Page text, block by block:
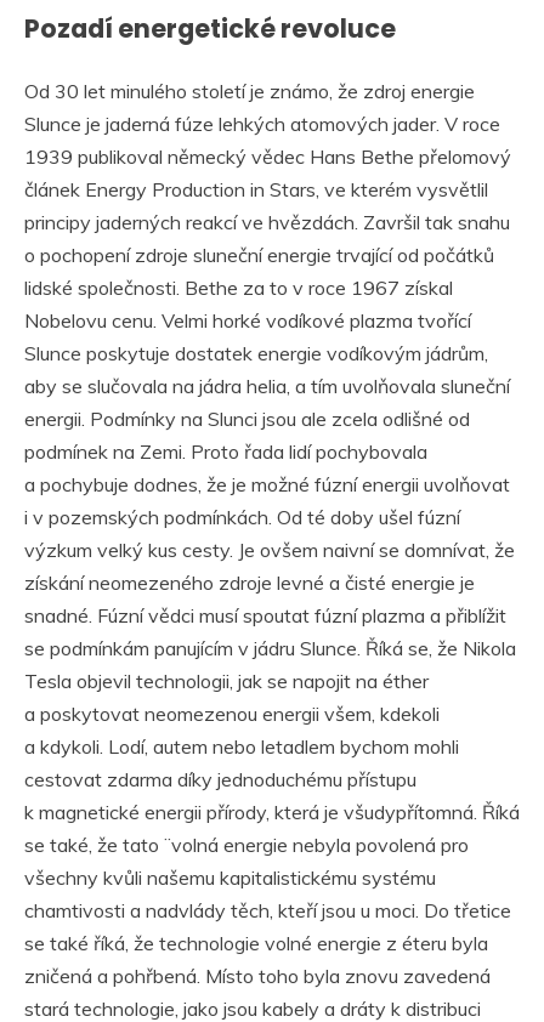
Pozadí energetické revoluce
Od 30 let minulého století je známo, že zdroj energie
Slunce je jaderná fúze lehkých atomových jader. V roce
1939 publikoval německý vědec Hans Bethe přelomový
článek Energy Production in Stars, ve kterém vysvětlil
principy jaderných reakcí ve hvězdách. Završil tak snahu
o pochopení zdroje sluneční energie trvající od počátků
lidské společnosti. Bethe za to v roce 1967 získal
Nobelovu cenu. Velmi horké vodíkové plazma tvořící
Slunce poskytuje dostatek energie vodíkovým jádrům,
aby se slučovala na jádra helia, a tím uvolňovala sluneční
energii. Podmínky na Slunci jsou ale zcela odlišné od
podmínek na Zemi. Proto řada lidí pochybovala
a pochybuje dodnes, že je možné fúzní energii uvolňovat
i v pozemských podmínkách. Od té doby ušel fúzní
výzkum velký kus cesty. Je ovšem naivní se domnívat, že
získání neomezeného zdroje levné a čisté energie je
snadné. Fúzní vědci musí spoutat fúzní plazma a přiblížit
se podmínkám panujícím v jádru Slunce. Říká se, že Nikola
Tesla objevil technologii, jak se napojit na éther
a poskytovat neomezenou energii všem, kdekoli
a kdykoli. Lodí, autem nebo letadlem bychom mohli
cestovat zdarma díky jednoduchému přístupu
k magnetické energii přírody, která je všudypřítomná. Říká
se také, že tato ¨volná energie nebyla povolená pro
všechny kvůli našemu kapitalistickému systému
chamtivosti a nadvlády těch, kteří jsou u moci. Do třetice
se také říká, že technologie volné energie z éteru byla
zničená a pohřbená. Místo toho byla znovu zavedená
stará technologie, jako jsou kabely a dráty k distribuci